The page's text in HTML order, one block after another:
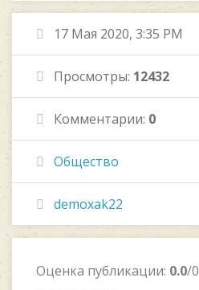
17 Мая 2020, 3:35 PM
Просмотры: 12432
Комментарии: 0
Общество
demoxak22
Оценка публикации: 0.0/0